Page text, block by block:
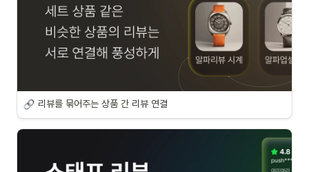
리뷰를 묶어주는 상품 간 리뷰 연결